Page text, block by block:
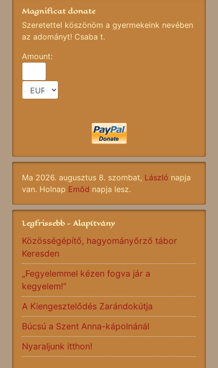
Magnificat donate
Szeretettel köszönöm a gyermekeink nevében
az adományt! Csaba t.
Amount:
Ma 2026. augusztus 8. szombat, László napja
van. Holnap Emőd napja lesz.
Legfrissebb - Alapítvány
Közösségépítő, hagyományőrző tábor
Keresden
„Fegyelemmel kézen fogva jár a
kegyelem!”
A Kiengesztelődés Zarándokútja
Búcsú a Szent Anna-kápolnánál
Nyaraljunk itthon!